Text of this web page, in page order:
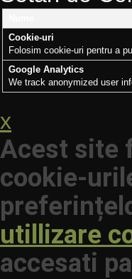
Cookie-uri
Folosim cookie-uri pentru a
Google Analytics
We track anonymized user
x
Acest site
cookie-
utillizare
accesati